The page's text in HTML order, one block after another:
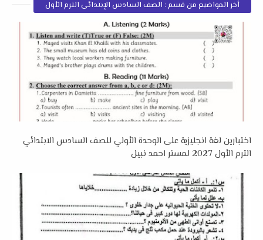
أخر المواضيع من قسم : الصف السادس الإبتدائى الترم الأول
اختبارين لغة انجليزية على الوحدة الأولي للصف السادس الابتدائي
الترم الأول 2027 لمستر احمد نبيل